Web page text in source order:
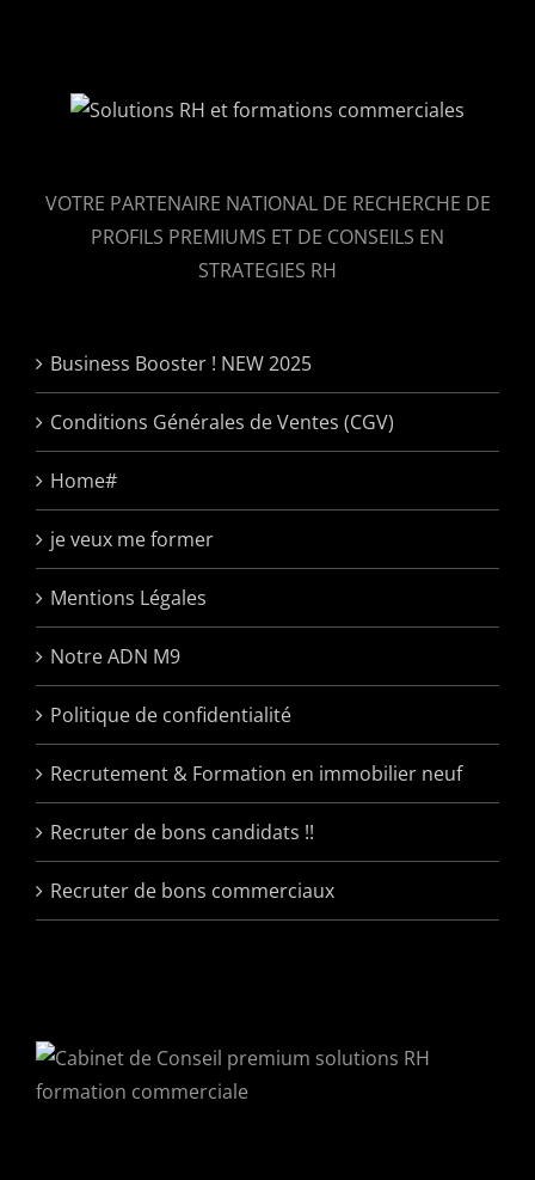
VOTRE PARTENAIRE NATIONAL DE RECHERCHE DE
PROFILS PREMIUMS ET DE CONSEILS EN
STRATEGIES RH
Business Booster ! NEW 2025
Conditions Générales de Ventes (CGV)
Home#
je veux me former
Mentions Légales
Notre ADN M9
Politique de confidentialité
Recrutement & Formation en immobilier neuf
Recruter de bons candidats !!
Recruter de bons commerciaux